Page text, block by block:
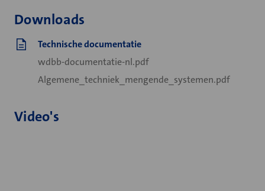
Downloads
Technische documentatie
wdbb-documentatie-nl.pdf
Algemene_techniek_mengende_systemen.pdf
Video's